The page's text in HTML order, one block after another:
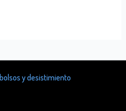
y desistimiento